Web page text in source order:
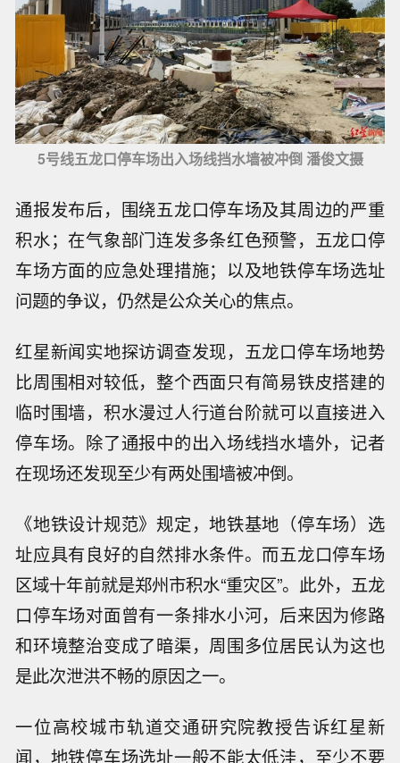
5号线五龙口停车场出入场线挡水墙被冲倒 潘俊文摄
通报发布后，围绕五龙口停车场及其周边的严重
积水；在气象部门连发多条红色预警，五龙口停
车场方面的应急处理措施；以及地铁停车场选址
问题的争议，仍然是公众关心的焦点。
红星新闻实地探访调查发现，五龙口停车场地势
比周围相对较低，整个西面只有简易铁皮搭建的
临时围墙，积水漫过人行道台阶就可以直接进入
停车场。除了通报中的出入场线挡水墙外，记者
在现场还发现至少有两处围墙被冲倒。
《地铁设计规范》规定，地铁基地（停车场）选
址应具有良好的自然排水条件。而五龙口停车场
区域十年前就是郑州市积水“重灾区”。此外，五龙
口停车场对面曾有一条排水小河，后来因为修路
和环境整治变成了暗渠，周围多位居民认为这也
是此次泄洪不畅的原因之一。
一位高校城市轨道交通研究院教授告诉红星新
闻，地铁停车场选址一般不能太低洼，至少不要